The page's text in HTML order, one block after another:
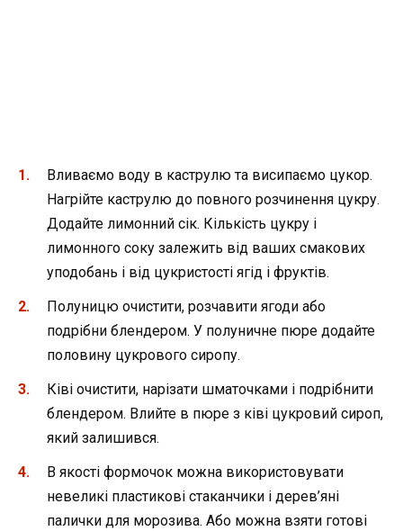
Вливаємо воду в каструлю та висипаємо цукор.
Нагрійте каструлю до повного розчинення цукру.
Додайте лимонний сік. Кількість цукру і
лимонного соку залежить від ваших смакових
уподобань і від цукристості ягід і фруктів.
Полуницю очистити, розчавити ягоди або
подрібни блендером. У полуничне пюре додайте
половину цукрового сиропу.
Ківі очистити, нарізати шматочками і подрібнити
блендером. Влийте в пюре з ківі цукровий сироп,
який залишився.
В якості формочок можна використовувати
невеликі пластикові стаканчики і дерев’яні
палички для морозива. Або можна взяти готові